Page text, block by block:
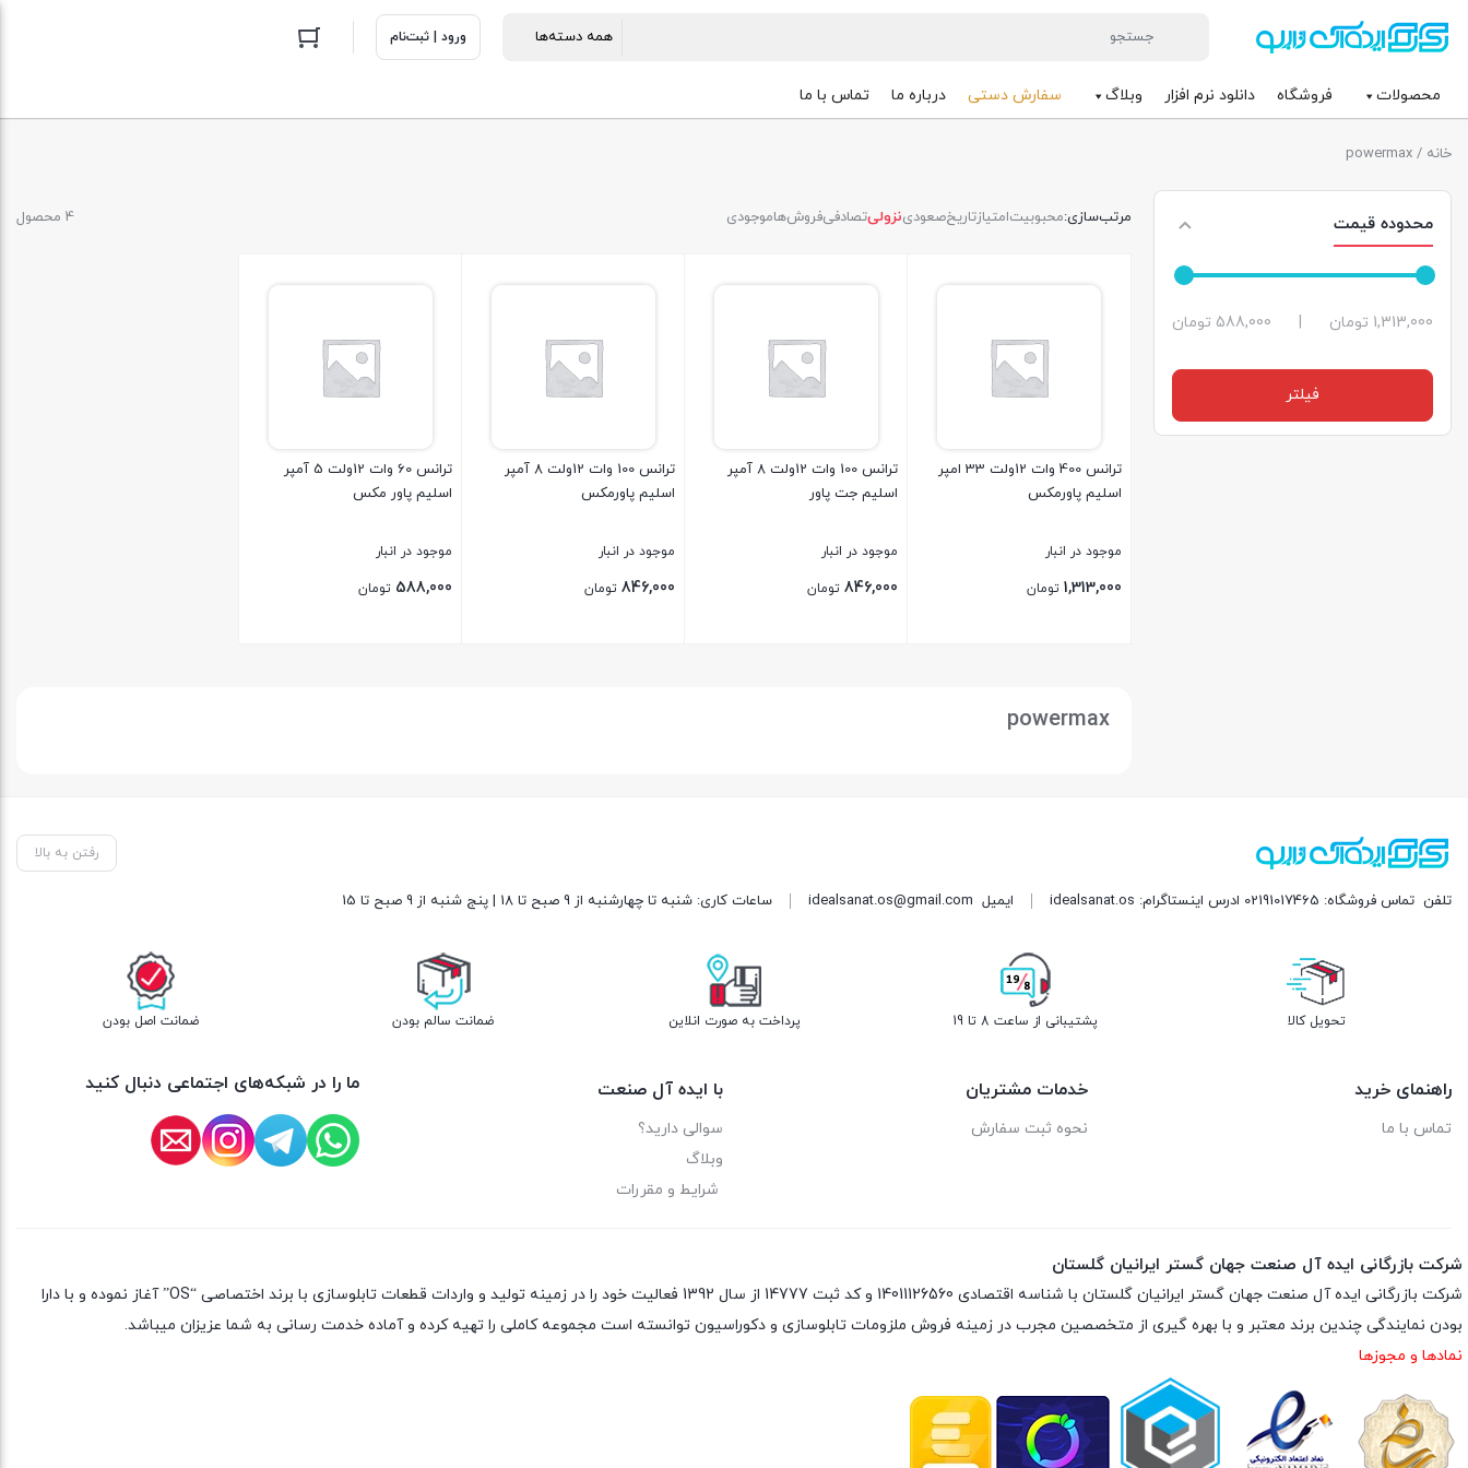
ورود | ثبت‌نام
محصولات فروشگاه دانلود نرم افزار وبلاگ سفارش دستی درباره ما تماس با ما
خانه / powermax
محدوده قیمت
حداقل
حداكثر
588,000 تومان | 1,313,000 تومان
فیلتر
4 محصول مرتب‌سازی:محبوبیتامتیازتاریخصعودینزولیتصادفیفروش‌هاموجودی
ترانس 400 وات 12ولت 33 امپر
اسلیم پاورمکس
موجود در انبار
1,313,000 تومان
ترانس 100 وات 12ولت 8 آمپر
اسلیم جت پاور
موجود در انبار
846,000 تومان
ترانس 100 وات 12ولت 8 آمپر
اسلیم پاورمکس
موجود در انبار
846,000 تومان
ترانس 60 وات 12ولت 5 آمپر
اسلیم پاور مکس
موجود در انبار
588,000 تومان
powermax
رفتن به بالا
تلفن تماس فروشگاه: 02191017465 ادرس اینستاگرام: idealsanat.os ایمیل idealsanat.os@gmail.com ساعات کاری: شنبه تا چهارشنبه از 9 صبح تا 18 | پنج شنبه از 9 صبح تا 15
تحویل کالا پشتیبانی از ساعت 8 تا 19 پرداخت به صورت انلاین ضمانت سالم بودن ضمانت اصل بودن
راهنمای خرید
تماس با ما
خدمات مشتریان
نحوه ثبت سفارش
با ایده آل صنعت
سوالی دارید؟
وبلاگ
شرایط و مقررات
ما را در شبکه‌های اجتماعی دنبال کنید
شرکت بازرگانی ایده آل صنعت جهان گستر ایرانیان گلستان
شرکت بازرگانی ایده آل صنعت جهان گستر ایرانیان گلستان با شناسه اقتصادی 14011126560 و کد ثبت 14777 از سال 1392 فعالیت خود را در زمینه تولید و واردات قطعات تابلوسازی با برند اختصاصی “OS” آغاز نموده و با دارا
بودن نمایندگی چندین برند معتبر و با بهره گیری از متخصصین مجرب در زمینه فروش ملزومات تابلوسازی و دکوراسیون توانسته است مجموعه کاملی را تهیه کرده و آماده خدمت رسانی به شما عزیزان میباشد.
نمادها و مجوزها